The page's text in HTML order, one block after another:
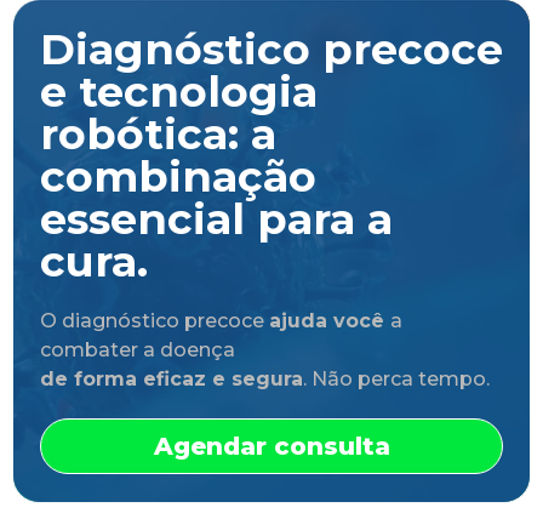
Diagnóstico precoce
e tecnologia
robótica: a
combinação
essencial para a
cura.
O diagnóstico precoce ajuda você a
combater a doença
de forma eficaz e segura. Não perca tempo.
Agendar consulta